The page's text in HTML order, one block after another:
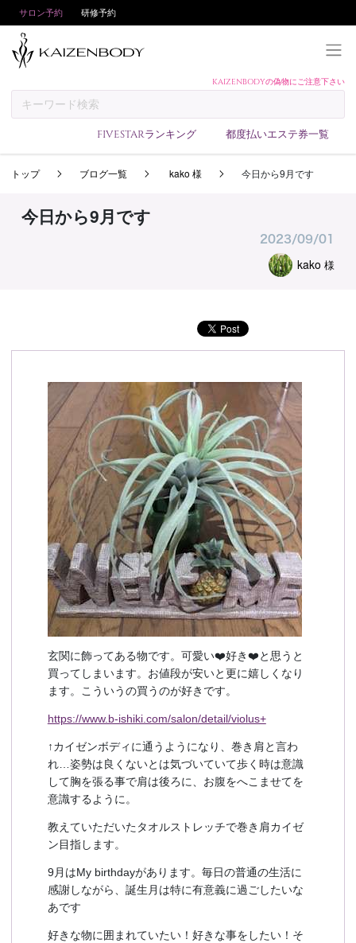
サロン予約 研修予約
KAIZENBODYの偽物にご注意下さい
FIVESTARランキング 都度払いエステ券一覧
予約方法
サロンランキング
会員登録/ログイン
お問い合わせ
トップ ブログ一覧 kako 様 今日から9月です
今日から9月です
2023/09/01
kako 様
玄関に飾ってある物です。可愛い❤️好き❤️と思うと
買ってしまいます。お値段が安いと更に嬉しくなり
ます。こういうの買うのが好きです。
https://www.b-ishiki.com/salon/detail/violus+
↑カイゼンボディに通うようになり、巻き肩と言わ
れ…姿勢は良くないとは気づいていて歩く時は意識
して胸を張る事で肩は後ろに、お腹をへこませてを
意識するように。
教えていただいたタオルストレッチで巻き肩カイゼ
ン目指します。
9月はMy birthdayがあります。毎日の普通の生活に
感謝しながら、誕生月は特に有意義に過ごしたいな
あです
好きな物に囲まれていたい！好きな事をしたい！そ